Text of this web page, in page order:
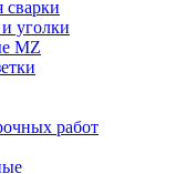
сварки
уголки
MZ
работ